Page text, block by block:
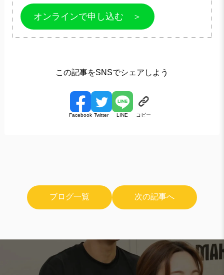
オンラインで申し込む ＞
この記事をSNSでシェアしよう
Facebook Twitter LINE コピー
ブログ一覧 次の記事へ